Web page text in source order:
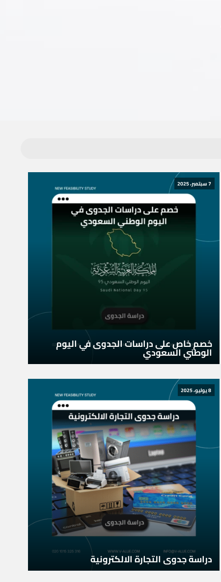
7 سبتمبر، 2025
خصم خاص على دراسات الجدوى في اليوم
الوطني السعودي
8 يوليو، 2025
دراسة جدوى التجارة الالكترونية